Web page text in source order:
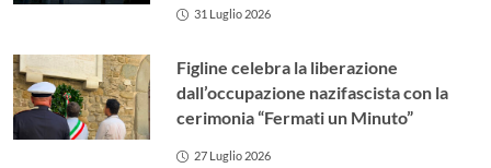
31 Luglio 2026
Figline celebra la liberazione
dall’occupazione nazifascista con la
cerimonia “Fermati un Minuto”
27 Luglio 2026